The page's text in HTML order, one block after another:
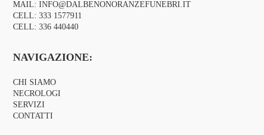
MAIL:INFO@DALBENONORANZEFUNEBRI.IT
CELL:333 1577911
CELL:336 440440
NAVIGAZIONE:
CHI SIAMO
NECROLOGI
SERVIZI
CONTATTI